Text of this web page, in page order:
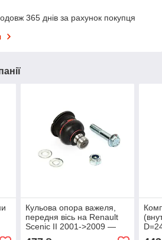
365 днів за рахунок покупця
Кульова опора важеля,
передня вісь на Renault
Scenic II 2001->2009 —